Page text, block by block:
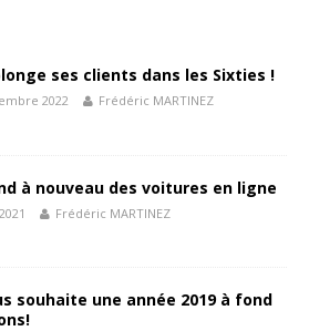
ses clients dans les Sixties !
2022 Frédéric MARTINEZ
à nouveau des voitures en ligne
Frédéric MARTINEZ
souhaite une année 2019 à fond